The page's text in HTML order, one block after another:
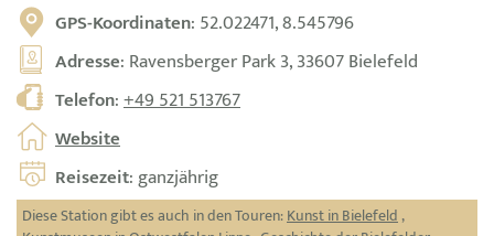
GPS-Koordinaten: 52.022471, 8.545796
Adresse: Ravensberger Park 3, 33607 Bielefeld
Telefon:+49 521 513767
Website
Reisezeit: ganzjährig
Diese Station gibt es auch in den Touren:Kunst in Bielefeld,